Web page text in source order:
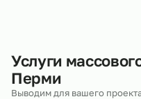
Услуги
Перми
Выводим для вашего